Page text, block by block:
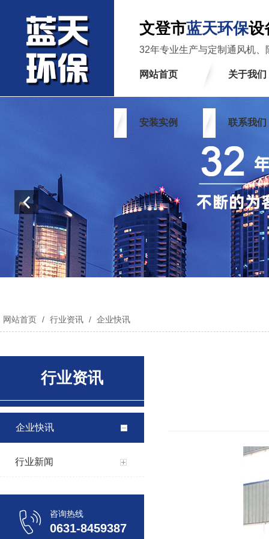
文登市蓝天环保设
32年专业生产与定制通风机、
网站首页 关于我们
安装实例 联系我们
网站首页 / 行业资讯 / 企业快讯
行业资讯
企业快讯
行业新闻
咨询热线
0631-8459387